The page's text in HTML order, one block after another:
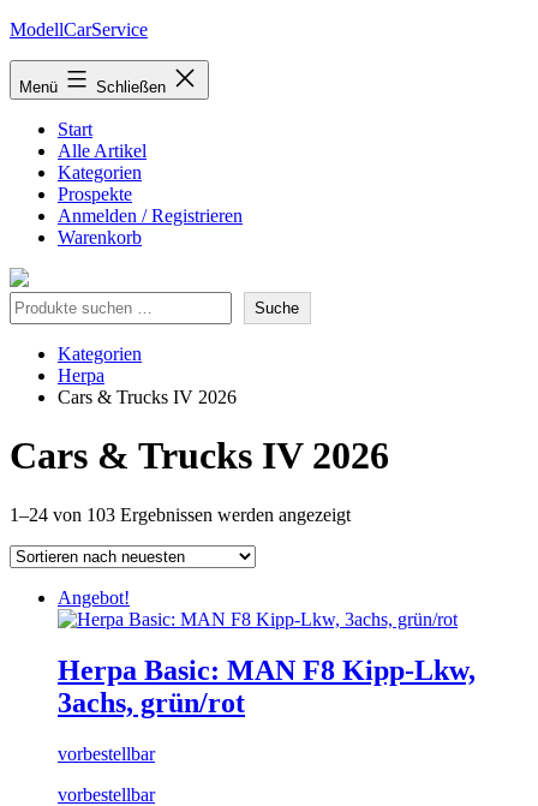
Zum
springen
ModellCarService
Menü Schließen
Start
Alle Artikel
Kategorien
Prospekte
Anmelden / Registrieren
Warenkorb
Suche Suche
Kategorien
Herpa
Cars & Trucks IV 2026
Cars & Trucks IV 2026
1–24 von 103 Ergebnissen werden angezeigtNach
Angebot!
Herpa Basic: MAN F8 Kipp-Lkw,
3achs, grün/rot
vorbestellbar
vorbestellbar